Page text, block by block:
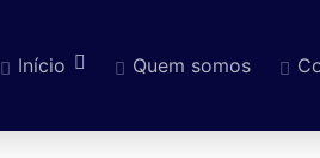
Pular para o conteúdo
Início Quem somos